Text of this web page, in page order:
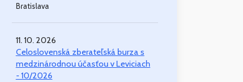
Bratislava
11. 10. 2026
Celoslovenská zberateľská burza s
medzinárodnou účasťou v Leviciach
- 10/2026